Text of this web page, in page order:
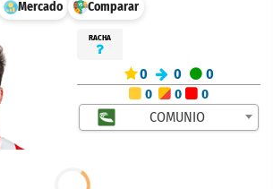
Mercado Comparar
RACHA
0 0 0
0 0 0
COMUNIO